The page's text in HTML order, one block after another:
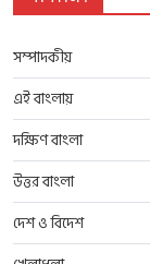
সম্পাদকীয়
এই বাংলায়
দক্ষিণ বাংলা
উত্তর বাংলা
দেশ ও বিদেশ